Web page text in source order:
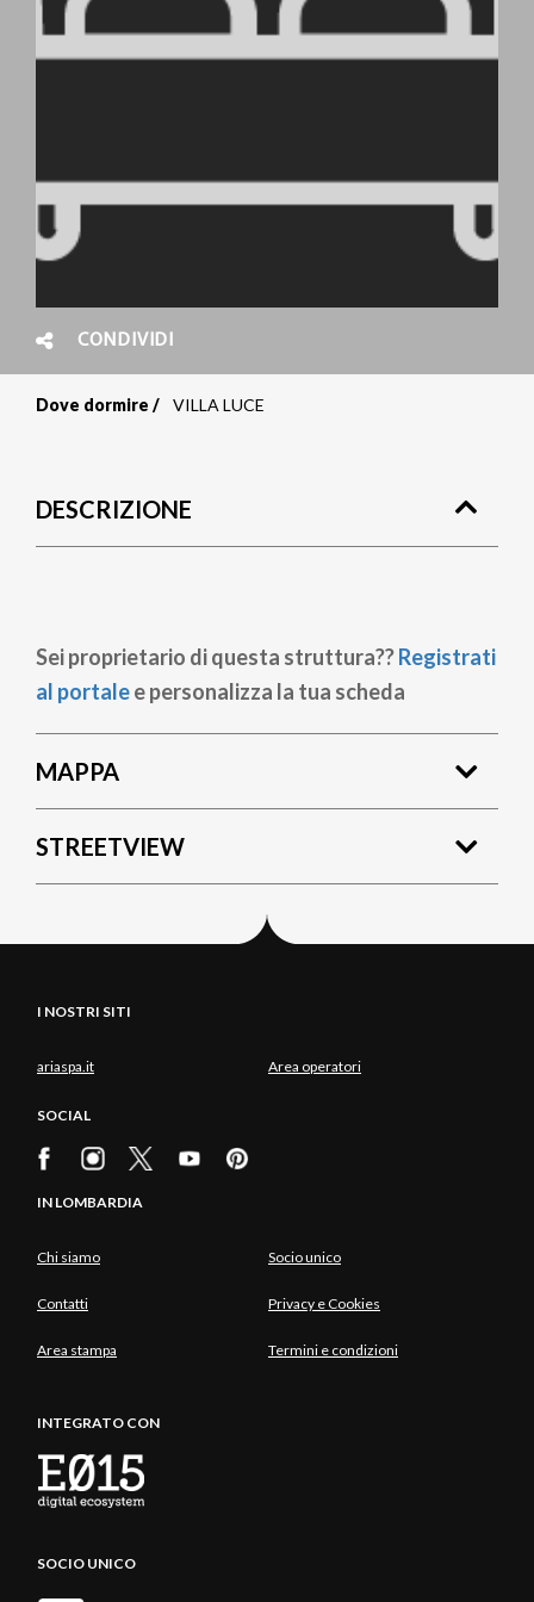
CONDIVIDI
pane
Dove dormire VILLA LUCE
DESCRIZIONE
Sei proprietario di questa struttura??Registrati
al portalee personalizza la tua scheda
MAPPA
STREETVIEW
I NOSTRI SITI
ariaspa.it Area operatori
SOCIAL
IN LOMBARDIA
Chi siamo Socio unico
Contatti Privacy e Cookies
Area stampa Termini e condizioni
INTEGRATO CON
SOCIO UNICO